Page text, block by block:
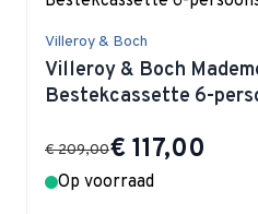
Villeroy & Boch
Villeroy & Boch
Bestekcassette 6-
Special Price
€ 117,00
€ 209,00
Op voorraad